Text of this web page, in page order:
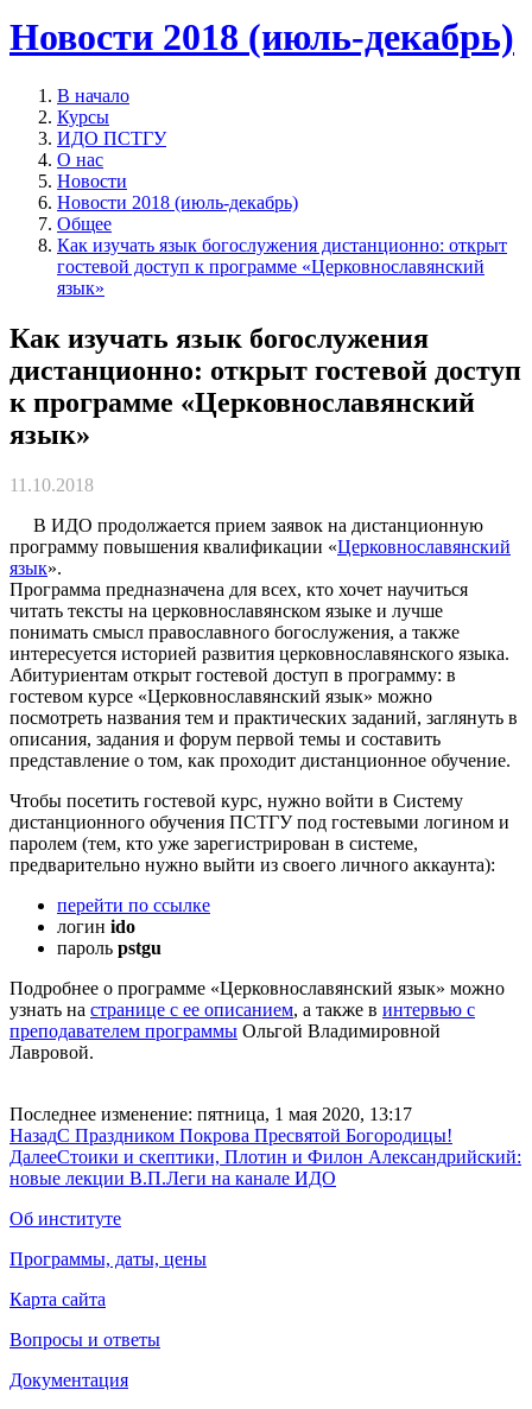
Новости 2018 (июль-декабрь)
В начало
Курсы
ИДО ПСТГУ
О нас
Новости
Новости 2018 (июль-декабрь)
Общее
Как изучать язык богослужения дистанционно: открыт
гостевой доступ к программе «Церковнославянский
язык»
Как изучать язык богослужения
дистанционно: открыт гостевой доступ
к программе «Церковнославянский
язык»
11.10.2018
В ИДО продолжается прием заявок на дистанционную
программу повышения квалификации «Церковнославянский
язык».
Программа предназначена для всех, кто хочет научиться
читать тексты на церковнославянском языке и лучше
понимать смысл православного богослужения, а также
интересуется историей развития церковнославянского языка.
Абитуриентам открыт гостевой доступ в программу: в
гостевом курсе «Церковнославянский язык» можно
посмотреть названия тем и практических заданий, заглянуть в
описания, задания и форум первой темы и составить
представление о том, как проходит дистанционное обучение.
Чтобы посетить гостевой курс, нужно войти в Систему
дистанционного обучения ПСТГУ под гостевыми логином и
паролем (тем, кто уже зарегистрирован в системе,
предварительно нужно выйти из своего личного аккаунта):
перейти по ссылке
логин ido
пароль pstgu
Подробнее о программе «Церковнославянский язык» можно
узнать на странице с ее описанием, а также в интервью с
преподавателем программы Ольгой Владимировной
Лавровой.
Последнее изменение: пятница, 1 мая 2020, 13:17
НазадС Праздником Покрова Пресвятой Богородицы!
ДалееСтоики и скептики, Плотин и Филон Александрийский:
новые лекции В.П.Леги на канале ИДО
Об институте
Программы, даты, цены
Карта сайта
Вопросы и ответы
Документация